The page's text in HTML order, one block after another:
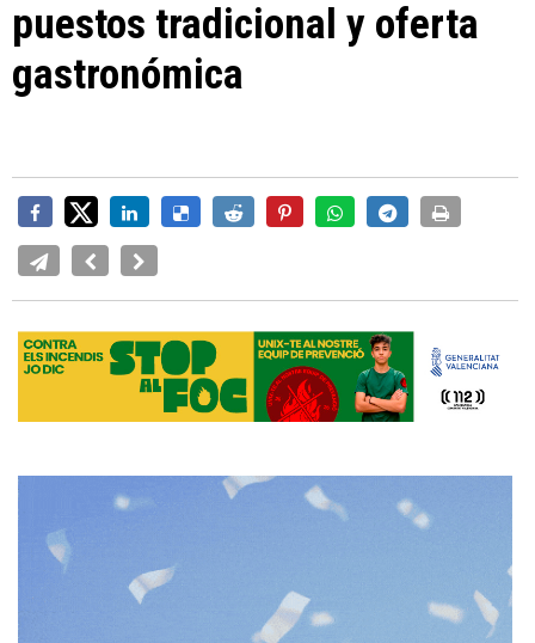
puestos tradicional y oferta
gastronómica